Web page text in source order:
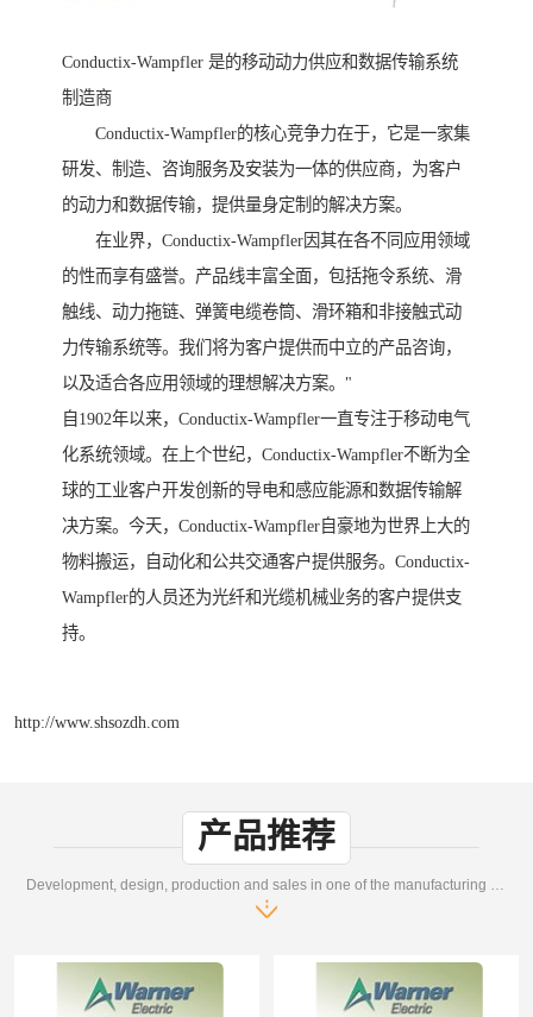
Conductix-Wampfler 是的移动动力供应和数据传输系统
制造商
Conductix-Wampfler的核心竞争力在于，它是一家集
研发、制造、咨询服务及安装为一体的供应商，为客户
的动力和数据传输，提供量身定制的解决方案。
在业界，Conductix-Wampfler因其在各不同应用领域
的性而享有盛誉。产品线丰富全面，包括拖令系统、滑
触线、动力拖链、弹簧电缆卷筒、滑环箱和非接触式动
力传输系统等。我们将为客户提供而中立的产品咨询，
以及适合各应用领域的理想解决方案。"
自1902年以来，Conductix-Wampfler一直专注于移动电气
化系统领域。在上个世纪，Conductix-Wampfler不断为全
球的工业客户开发创新的导电和感应能源和数据传输解
决方案。今天，Conductix-Wampfler自豪地为世界上大的
物料搬运，自动化和公共交通客户提供服务。Conductix-
Wampfler的人员还为光纤和光缆机械业务的客户提供支
持。
http://www.shsozdh.com
产品推荐